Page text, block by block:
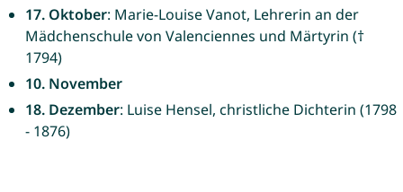
17. Oktober: Marie-Louise Vanot, Lehrerin an der
Mädchenschule von Valenciennes und Märtyrin (†
1794)
10. November
18. Dezember: Luise Hensel, christliche Dichterin (1798
- 1876)